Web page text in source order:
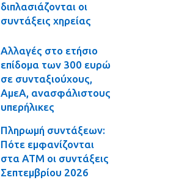
διπλασιάζονται οι
συντάξεις χηρείας
Αλλαγές στο ετήσιο
επίδομα των 300 ευρώ
σε συνταξιούχους,
ΑμεΑ, ανασφάλιστους
υπερήλικες
Πληρωμή συντάξεων:
Πότε εμφανίζονται
στα ΑΤΜ οι συντάξεις
Σεπτεμβρίου 2026